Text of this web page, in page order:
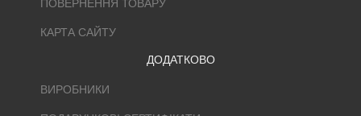
КАРТА САЙТУ
ДОДАТКОВО
ВИРОБНИКИ